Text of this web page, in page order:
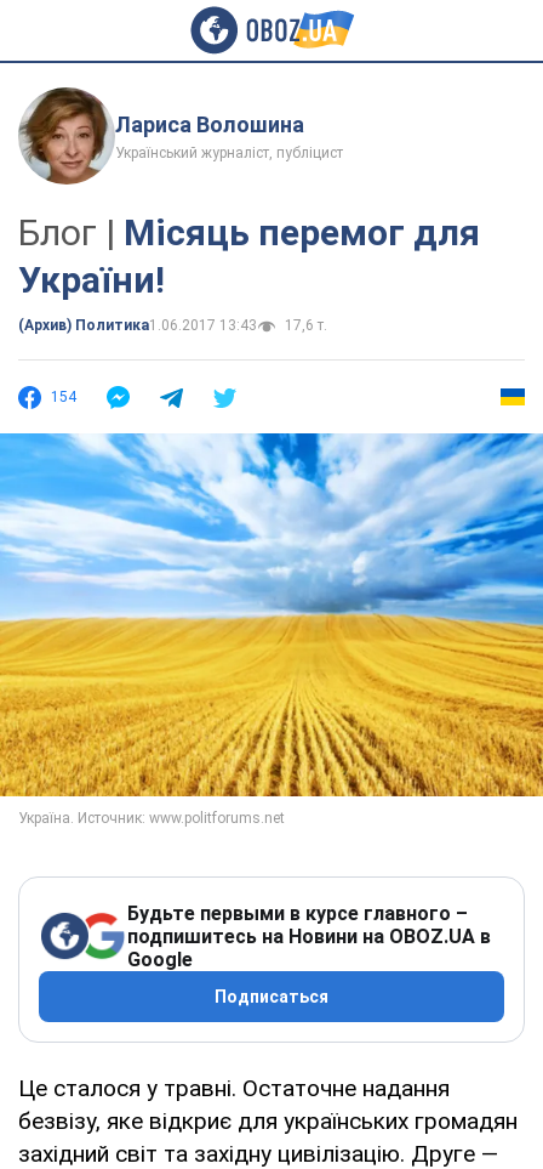
Лариса Волошина
Український журналіст, публіцист
Блог | Місяць перемог для
України!
(Архив) Политика1.06.2017 13:43 17,6 т.
154
Будьте первыми в курсе главного –
подпишитесь на Новини на OBOZ.UA в
Google
Подписаться
Це сталося у травні. Остаточне надання
безвізу, яке відкриє для українських громадян
західний світ та західну цивілізацію. Друге —